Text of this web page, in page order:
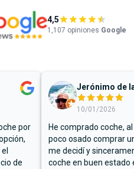
4,5
1,107 opiniones Google
por
de
Jerónimo de
10/01/2026
He comprado coche,
poco osado comprar
me decidí y
coche en buen estado